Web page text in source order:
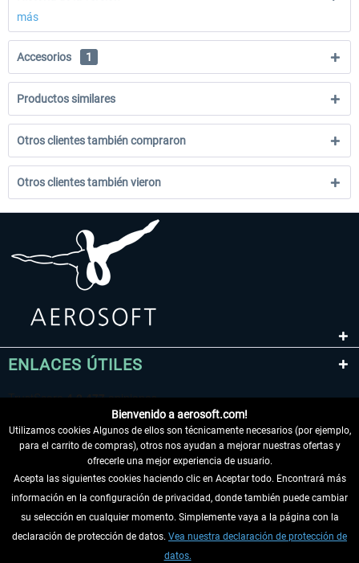
más
Accesorios 1
Productos similares
Otros clientes también compraron
Otros clientes también vieron
ENLACES ÚTILES
DESISTIR DEL CONTRATO
INFORMACIÓN
Bienvenido a aerosoft.com!
Utilizamos cookies Algunos de ellos son técnicamente necesarios (por ejemplo,
para el carrito de compras), otros nos ayudan a mejorar nuestras ofertas y
ofrecerle una mejor experiencia de usuario.
Acepta las siguientes cookies haciendo clic en Aceptar todo. Encontrará más
información en la configuración de privacidad, donde también puede cambiar
su selección en cualquier momento. Simplemente vaya a la página con la
declaración de protección de datos. Vea nuestra declaración de protección de
datos.